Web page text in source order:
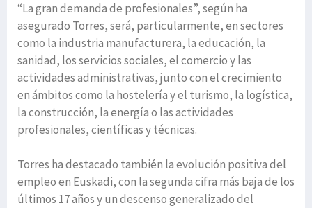
“La gran demanda de profesionales”, según ha
asegurado Torres, será, particularmente, en sectores
como la industria manufacturera, la educación, la
sanidad, los servicios sociales, el comercio y las
actividades administrativas, junto con el crecimiento
en ámbitos como la hostelería y el turismo, la logística,
la construcción, la energía o las actividades
profesionales, científicas y técnicas.
Torres ha destacado también la evolución positiva del
empleo en Euskadi, con la segunda cifra más baja de los
últimos 17 años y un descenso generalizado del